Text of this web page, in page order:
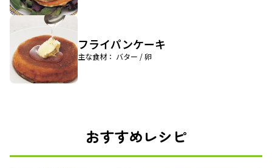
フライパンケーキ
主な食材： バター / 卵
おすすめレシピ